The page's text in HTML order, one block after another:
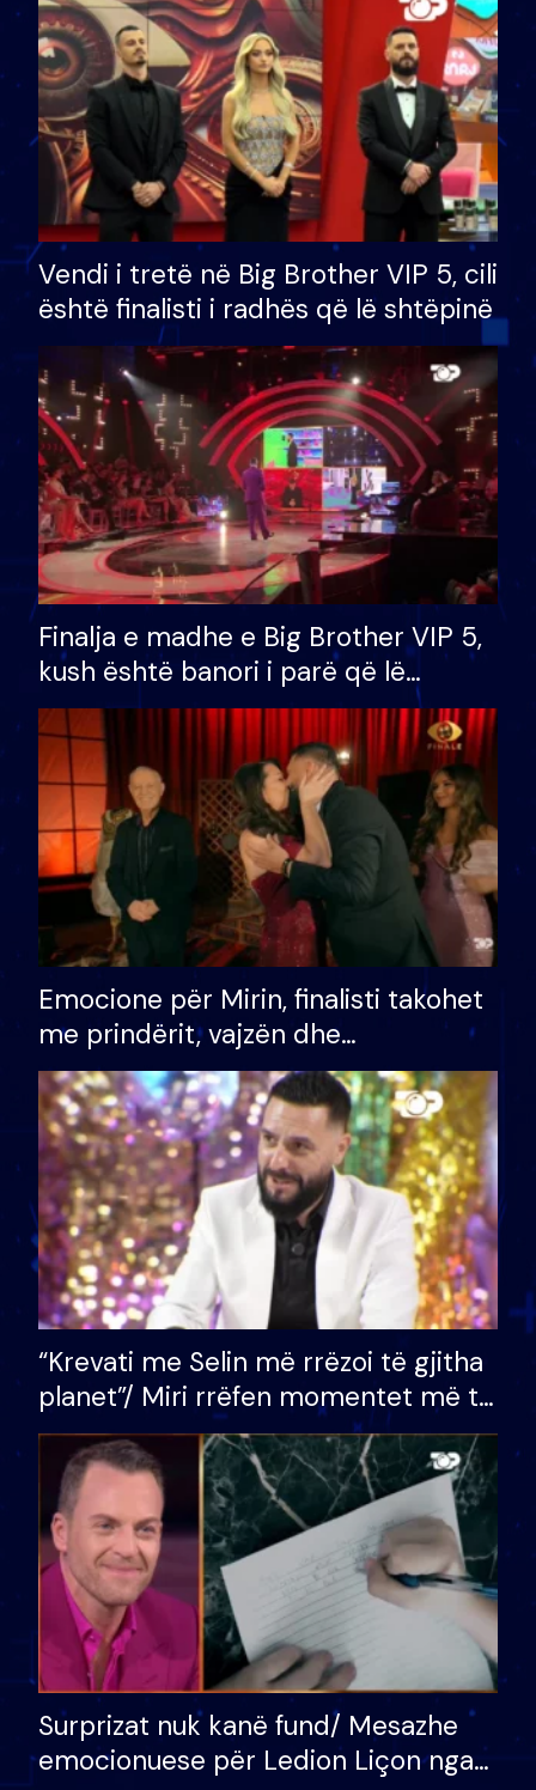
Vendi i tretë në Big Brother VIP 5, cili
është finalisti i radhës që lë shtëpinë
Finalja e madhe e Big Brother VIP 5,
kush është banori i parë që lë
shtëpinë dhe humb mundësinë për
të fituar çmimin e madh
Emocione për Mirin, finalisti takohet
me prindërit, vajzën dhe
bashkëshorten: S’kemi ndonjë letër
divorci apo jo?
“Krevati me Selin më rrëzoi të gjitha
planet”/ Miri rrëfen momentet më të
bukura në shtëpinë e BB VIP: Do më
mungojë zilja e mëngjesit kur…
Surprizat nuk kanë fund/ Mesazhe
emocionuese për Ledion Liçon nga